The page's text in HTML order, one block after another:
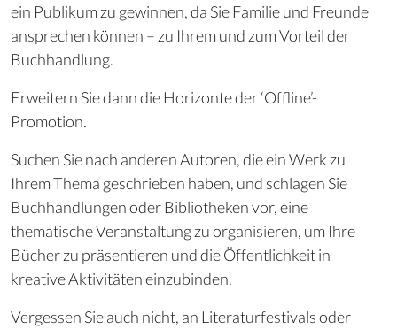
ein Publikum zu gewinnen, da Sie Familie und Freunde
ansprechen können – zu Ihrem und zum Vorteil der
Buchhandlung.
Erweitern Sie dann die Horizonte der ‘Offline’-
Promotion.
Suchen Sie nach anderen Autoren, die ein Werk zu
Ihrem Thema geschrieben haben, und schlagen Sie
Buchhandlungen oder Bibliotheken vor, eine
thematische Veranstaltung zu organisieren, um Ihre
Bücher zu präsentieren und die Öffentlichkeit in
kreative Aktivitäten einzubinden.
Vergessen Sie auch nicht, an Literaturfestivals oder